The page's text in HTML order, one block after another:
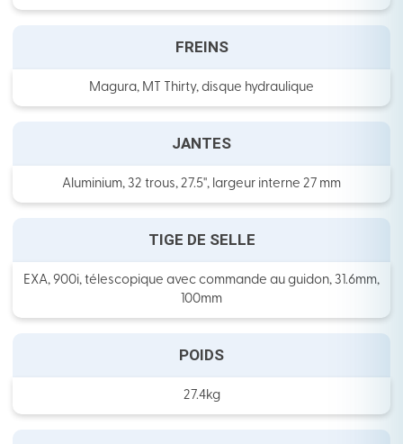
FREINS
Magura, MT Thirty, disque hydraulique
JANTES
Aluminium, 32 trous, 27.5'', largeur interne 27 mm
TIGE DE SELLE
EXA, 900i, télescopique avec commande au guidon, 31.6mm,
100mm
POIDS
27.4kg